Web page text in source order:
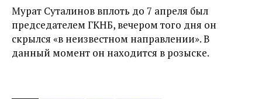
Мурат Суталинов вплоть до 7 апреля был
председателем ГКНБ, вечером того дня он
скрылся «в неизвестном направлении». В
данный момент он находится в розыске.